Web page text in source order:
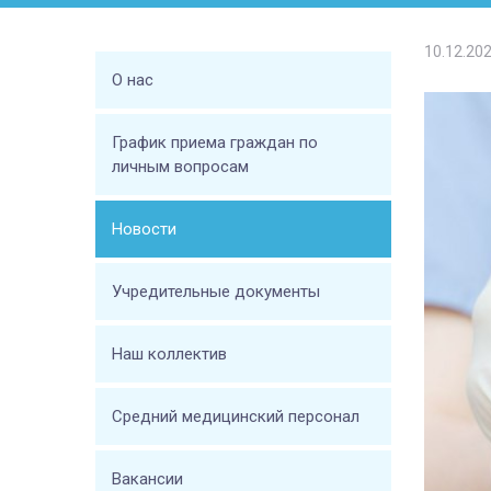
О нас
График приема граждан по
личным вопросам
Новости
Учредительные документы
Наш коллектив
Средний медицинский персонал
Вакансии